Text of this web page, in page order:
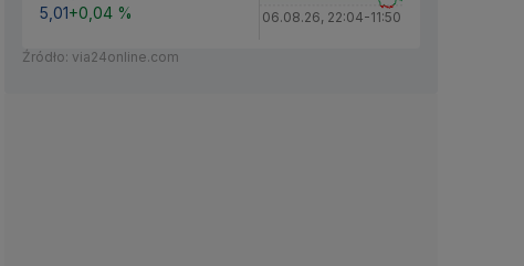
5,01+0,04 % 06.08.26, 22:04-11:50
Źródło: via24online.com